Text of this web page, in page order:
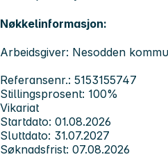
Nøkkelinformasjon:
Arbeidsgiver: Nesodden
Referansenr.: 5153155747
Stillingsprosent: 100%
Vikariat
Startdato: 01.08.2026
Sluttdato: 31.07.2027
Søknadsfrist: 07.08.2026